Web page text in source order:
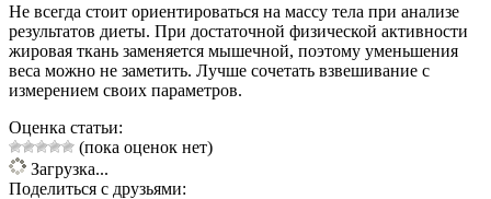
Не всегда стоит ориентироваться на массу тела при анализе
результатов диеты. При достаточной физической активности
жировая ткань заменяется мышечной, поэтому уменьшения
веса можно не заметить. Лучше сочетать взвешивание с
измерением своих параметров.
Оценка статьи:
(пока оценок нет)
Загрузка...
Поделиться с друзьями: